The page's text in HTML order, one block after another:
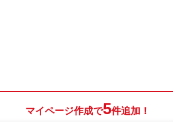
マイページ作成で5件追加！